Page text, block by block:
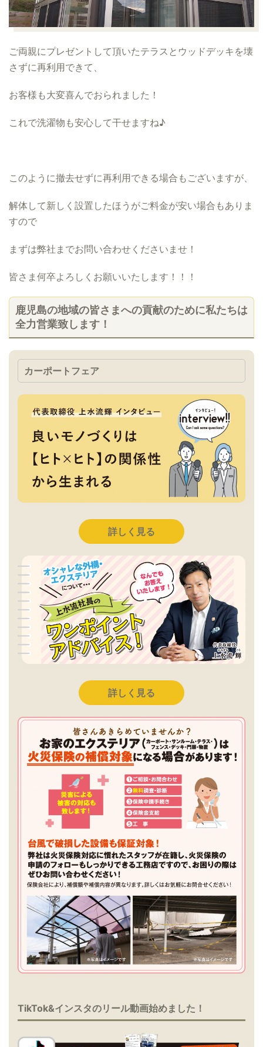
ご両親にプレゼントして頂いたテラスとウッドデッキを壊
さずに再利用できて、
お客様も大変喜んでおられました！
これで洗濯物も安心して干せますね♪
このように撤去せずに再利用できる場合もございますが、
解体して新しく設置したほうがご料金が安い場合もありま
すので
まずは弊社までお問い合わせくださいませ！
皆さま何卒よろしくお願いいたします！！！
鹿児島の地域の皆さまへの貢献のために私たちは
全力営業致します！
カーポートフェア
詳しく見る
詳しく見る
TikTok&インスタのリール動画始めました！